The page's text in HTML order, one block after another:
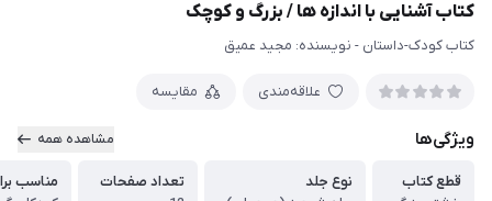
کتاب آشنایی با اندازه ها / بزرگ و کوچک
کتاب کودک-داستان - نويسنده: مجید عمیق
علاقه‌مندی مقایسه
ویژگی‌ها مشاهده همه
قطع کتاب
نوع جلد
تعداد صفحات
مناسب